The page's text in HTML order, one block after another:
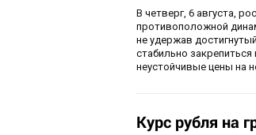
В четверг, 6 августа,
противоположной
не удержав
стабильно
неустойчивые цены на
Курс рубля на